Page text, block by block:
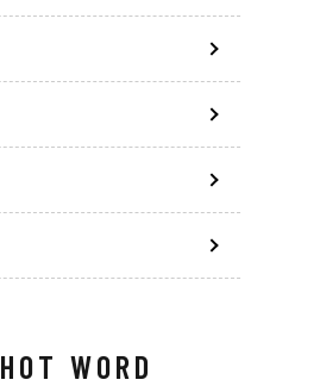
HOT WORD